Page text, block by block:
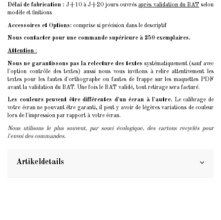
Délai de fabrication : J+10 à J+20 jours ouvrés après validation du BAT selon
modèle et finitions
Accessoires et Options: comprise si précision dans le descriptif
Nous contacter pour une commande supérieure à 250 exemplaires.
Attention :
Nous ne garantissons pas la relecture des textes systématiquement (sauf avec
l'option contrôle des textes) aussi nous vous invitons à relire attentivement les
textes pour les fautes d'orthographe ou fautes de frappe sur les maquettes PDF
avant la validation du BAT. Une fois le BAT validé, tout retirage sera facturé.
Les couleurs peuvent être différentes d'un écran à l'autre. Le calibrage de
votre écran ne pouvant être garanti, il peut y avoir de légères variations de couleur
lors de l'impression par rapport à votre écran.
Nous utilisons le plus souvent, par souci écologique, des cartons recyclés pour
l'envoi des commandes.
Artikeldetails